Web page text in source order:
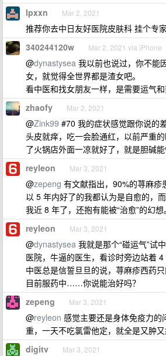
lpxxn Mar 2, 2021
推荐你去中日友好医院皮肤科 挂个专
340244120w Mar 2, 2021 via iPhone
@dynastysea 我以前也说过，你不能
女，就觉得全世界都是渣女吧。
看中医和找女朋友一样，是需要运气
zhaofy Mar 2, 2021
@Zink99 #70 我的症状感觉跟你说的
头皮就痒，吃一会脸通红，以前严重
了火锅店外面一凉就好了，就是胆碱能
reyleon Mar 3, 2021
@zepeng 有文献指出，90%的荨麻
以 5 年内好了的我都认为是自愈的，而
我近 8 年了，还抱有能被“治愈”的幻想。
reyleon Mar 3, 2021
@dynastysea 我就是那个“碰运气”试
医院，牛逼的医生，看诊时旁边站着 4
中医总是信誓旦旦的说，荨麻疹西药只
目前服药中……你说能治好吗？
zepeng Mar 3, 2021
@reyleon 感觉主要还是身体免疫力的
重，一天不吃氯雷他定，就全是又肿又
digitv Mar 3, 2021